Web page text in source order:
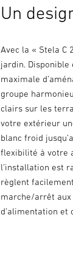
Un
Avec la « Stela C
jardin.
maximale
groupe
clairs sur les
votre extérieur
blanc froid
flexibilité à votre
l’installation est
règlent
marche/arrêt aux
d’alimentation et